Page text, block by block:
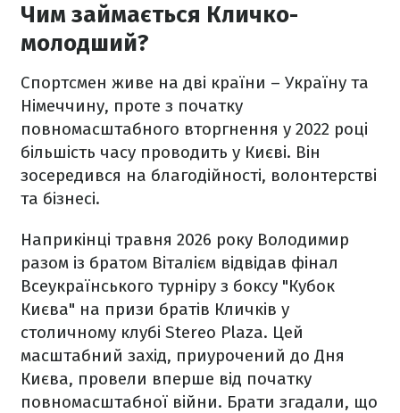
Чим займається Кличко-
молодший?
Спортсмен живе на дві країни – Україну та
Німеччину, проте з початку
повномасштабного вторгнення у 2022 році
більшість часу проводить у Києві. Він
зосередився на благодійності, волонтерстві
та бізнесі.
Наприкінці травня 2026 року Володимир
разом із братом Віталієм відвідав фінал
Всеукраїнського турніру з боксу "Кубок
Києва" на призи братів Кличків у
столичному клубі Stereo Plaza. Цей
масштабний захід, приурочений до Дня
Києва, провели вперше від початку
повномасштабної війни. Брати згадали, що